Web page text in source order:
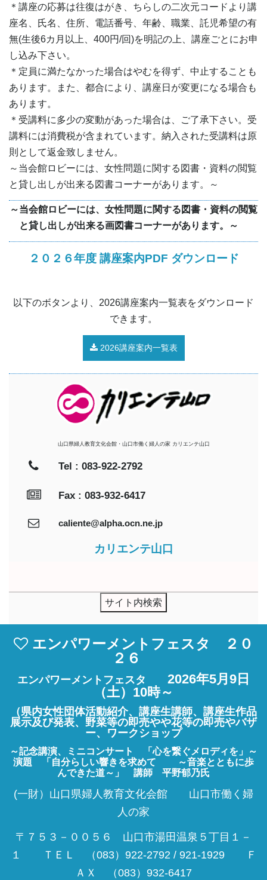
＊講座の応募は往復はがき、ちらしの二次元コードより講
座名、氏名、住所、電話番号、年齢、職業、託児希望の有
無(生後6カ月以上、400円/回)を明記の上、講座ごとにお申
し込み下さい。
＊定員に満たなかった場合はやむを得ず、中止することも
あります。また、都合により、講座日が変更になる場合も
あります。
＊受講料に多少の変動があった場合は、ご了承下さい。受
講料には消費税が含まれています。納入された受講料は原
則として返金致しません。
～当会館ロビーには、女性問題に関する図書・資料の閲覧
と貸し出しが出来る図書コーナーがあります。～
～当会館ロビーには、女性問題に関する図書・資料の閲覧
と貸し出しが出来る画図書コーナーがあります。～
２０２６年度 講座案内PDF ダウンロード
以下のボタンより、2026講座案内一覧表をダウンロード
できます。
2026講座案内一覧表
山口県婦人教育文化会館・山口市働く婦人の家 カリエンテ山口
Tel : 083-922-2792
Fax : 083-932-6417
caliente@alpha.ocn.ne.jp
カリエンテ山口
エンパワーメントフェスタ ２０
２６
エンパワーメントフェスタ 2026年5月9日
（土）10時～
（県内女性団体活動紹介、講座生講師、講座生作品
展示及び発表、野菜等の即売やや花等の即売やバザ
ー、ワークショップ
～記念講演、ミニコンサート 「心を繋ぐメロディを」～
演題 「自分らしい響きを求めて ～音楽とともに歩
んできた道～」 講師 平野郁乃氏
(一財）山口県婦人教育文化会館 山口市働く婦
人の家
〒７５３－００５６ 山口市湯田温泉５丁目１－
１ ＴＥＬ （083）922-2792 / 921-1929 Ｆ
ＡＸ （083）932-6417